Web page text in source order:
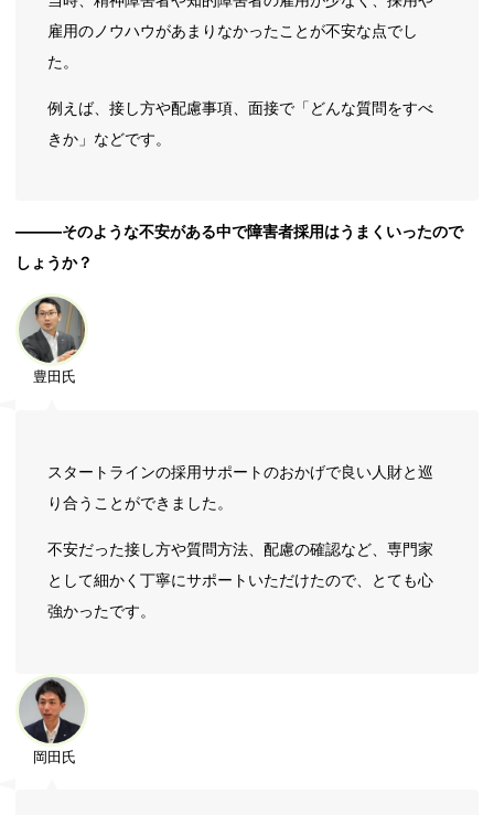
雇用のノウハウがあまりなかったことが不安な点でし
た。
例えば、接し方や配慮事項、面接で「どんな質問をすべ
きか」などです。
―――そのような不安がある中で障害者採用はうまくいったので
しょうか？
豊田氏
スタートラインの採用サポートのおかげで良い人財と巡
り合うことができました。
不安だった接し方や質問方法、配慮の確認など、専門家
として細かく丁寧にサポートいただけたので、とても心
強かったです。
岡田氏